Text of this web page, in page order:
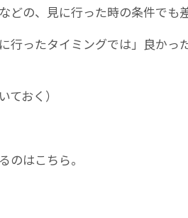
どの、見に行った時の条件でも
行ったタイミングでは」良かっ
ておく）
のはこちら。